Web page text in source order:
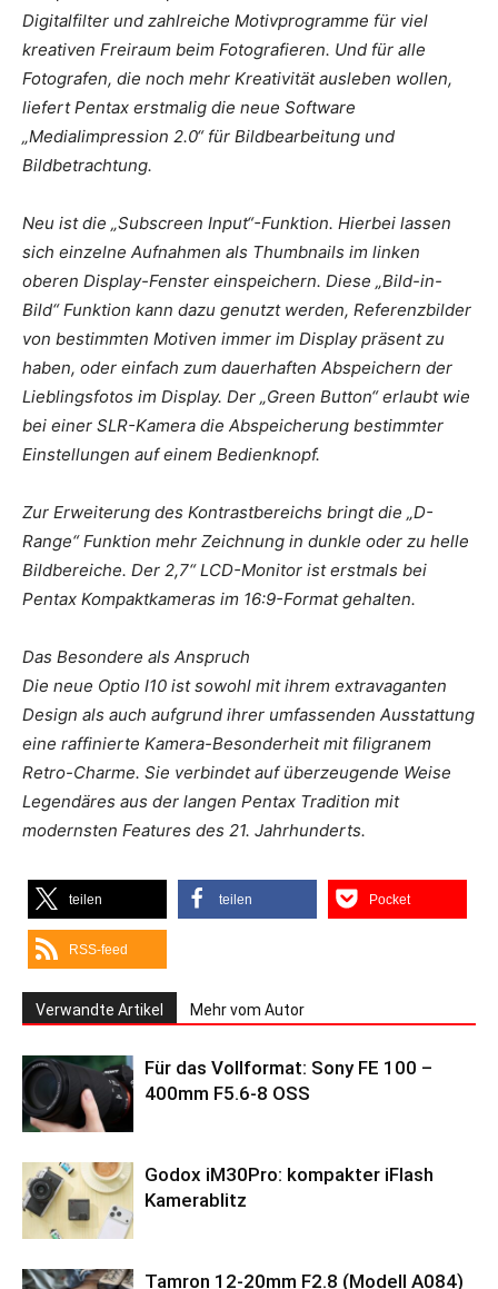
Digitalfilter und zahlreiche Motivprogramme für viel
kreativen Freiraum beim Fotografieren. Und für alle
Fotografen, die noch mehr Kreativität ausleben wollen,
liefert Pentax erstmalig die neue Software
„MediaIimpression 2.0“ für Bildbearbeitung und
Bildbetrachtung.
Neu ist die „Subscreen Input“-Funktion. Hierbei lassen
sich einzelne Aufnahmen als Thumbnails im linken
oberen Display-Fenster einspeichern. Diese „Bild-in-
Bild“ Funktion kann dazu genutzt werden, Referenzbilder
von bestimmten Motiven immer im Display präsent zu
haben, oder einfach zum dauerhaften Abspeichern der
Lieblingsfotos im Display. Der „Green Button“ erlaubt wie
bei einer SLR-Kamera die Abspeicherung bestimmter
Einstellungen auf einem Bedienknopf.
Zur Erweiterung des Kontrastbereichs bringt die „D-
Range“ Funktion mehr Zeichnung in dunkle oder zu helle
Bildbereiche. Der 2,7“ LCD-Monitor ist erstmals bei
Pentax Kompaktkameras im 16:9-Format gehalten.
Das Besondere als Anspruch
Die neue Optio I10 ist sowohl mit ihrem extravaganten
Design als auch aufgrund ihrer umfassenden Ausstattung
eine raffinierte Kamera-Besonderheit mit filigranem
Retro-Charme. Sie verbindet auf überzeugende Weise
Legendäres aus der langen Pentax Tradition mit
modernsten Features des 21. Jahrhunderts.
teilen teilen Pocket
RSS-feed
Verwandte Artikel Mehr vom Autor
Für das Vollformat: Sony FE 100 –
400mm F5.6-8 OSS
Godox iM30Pro: kompakter iFlash
Kamerablitz
Tamron 12-20mm F2.8 (Modell A084)